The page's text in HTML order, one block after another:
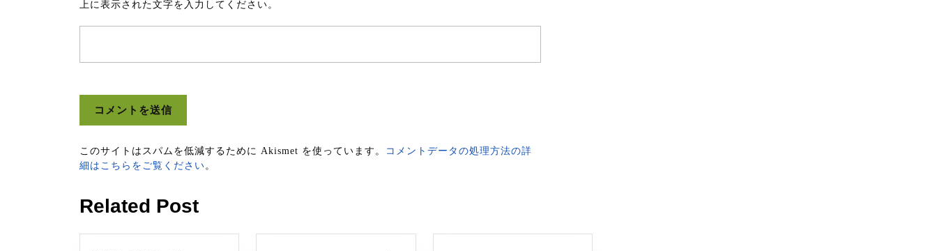
上に表示された文字を入力してください。
このサイトはスパムを低減するために Akismet を使っています。
コメントデータの処理方法の詳
細はこちらをご覧ください。
Related Post